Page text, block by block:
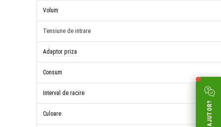
Volum
Tensiune de intrare
Adaptor priza
Consum
Interval de racire
Culoare